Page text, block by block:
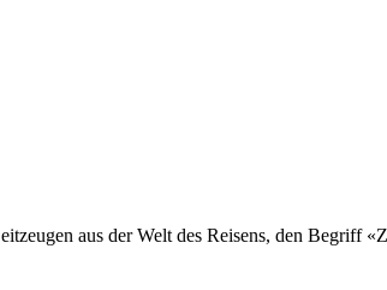
aus der Welt des Reisens, den Begriff